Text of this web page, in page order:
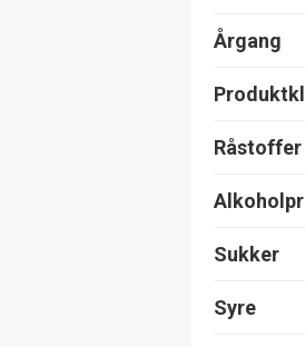
Årgang
Råstoffer
Sukker
Syre